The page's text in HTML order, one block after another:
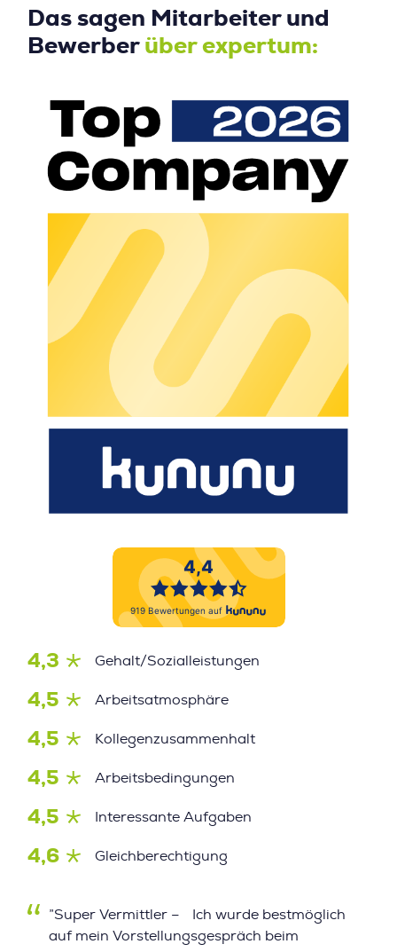
Das sagen Mitarbeiter und
Bewerber über expertum:
4,3 Gehalt/Sozialleistungen
4,5 Arbeitsatmosphäre
4,5 Kollegenzusammenhalt
4,5 Arbeitsbedingungen
4,5 Interessante Aufgaben
4,6 Gleichberechtigung
”Super Vermittler – Ich wurde bestmöglich
auf mein Vorstellungsgespräch beim